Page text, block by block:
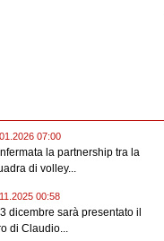
07:00
la partnership tra la
di volley...
00:58
dicembre sarà presentato il
di Claudio...